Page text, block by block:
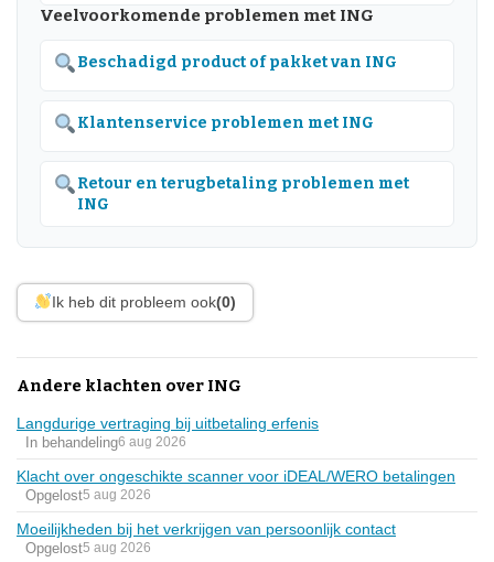
Veelvoorkomende problemen met ING
Beschadigd product of pakket van ING
Klantenservice problemen met ING
Retour en terugbetaling problemen met
ING
Ik heb dit probleem ook(0)
Andere klachten over ING
Langdurige vertraging bij uitbetaling erfenis
In behandeling6 aug 2026
Klacht over ongeschikte scanner voor iDEAL/WERO betalingen
Opgelost5 aug 2026
Moeilijkheden bij het verkrijgen van persoonlijk contact
Opgelost5 aug 2026